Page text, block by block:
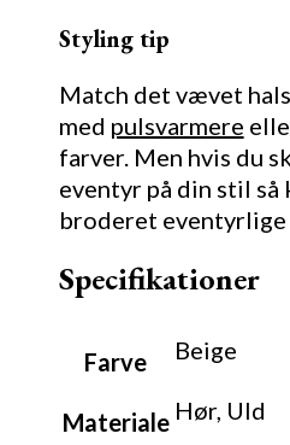
Styling tip
Match det vævet
med pulsvarmere
farver. Men hvis du
eventyr på din stil så
broderet eventyrlige
Specifikationer
Farve Beige
Materiale Hør, Uld